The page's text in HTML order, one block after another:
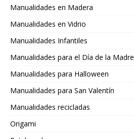
Manualidades en Madera
Manualidades en Vidrio
Manualidades Infantiles
Manualidades para el Día de la Madre
Manualidades para Halloween
Manualidades para San Valentín
Manualidades recicladas
Origami